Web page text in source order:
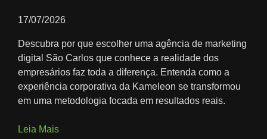
17/07/2026
Descubra por que escolher uma agência de marketing
digital São Carlos que conhece a realidade dos
empresários faz toda a diferença. Entenda como a
experiência corporativa da Kameleon se transformou
em uma metodologia focada em resultados reais.
Leia Mais